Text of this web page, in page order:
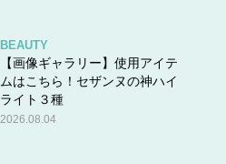
BEAUTY
【画像ギャラリー】使用アイテ
ムはこちら！セザンヌの神ハイ
ライト３種
2026.08.04